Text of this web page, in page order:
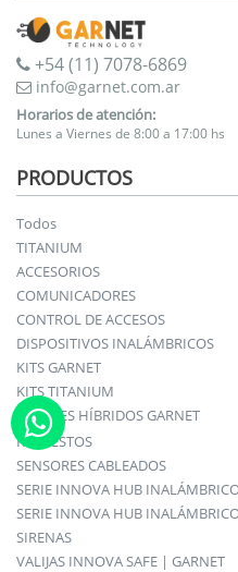
+54 (11) 7078-6869
info@garnet.com.ar
Horarios de atención:
Lunes a Viernes de 8:00 a 17:00 hs
PRODUCTOS
Todos
TITANIUM
ACCESORIOS
COMUNICADORES
CONTROL DE ACCESOS
DISPOSITIVOS INALÁMBRICOS
KITS GARNET
KITS TITANIUM
PANELES HÍBRIDOS GARNET
REPUESTOS
SENSORES CABLEADOS
SERIE INNOVA HUB
SERIE INNOVA HUB
SIRENAS
VALIJAS INNOVA SAFE | GARNET